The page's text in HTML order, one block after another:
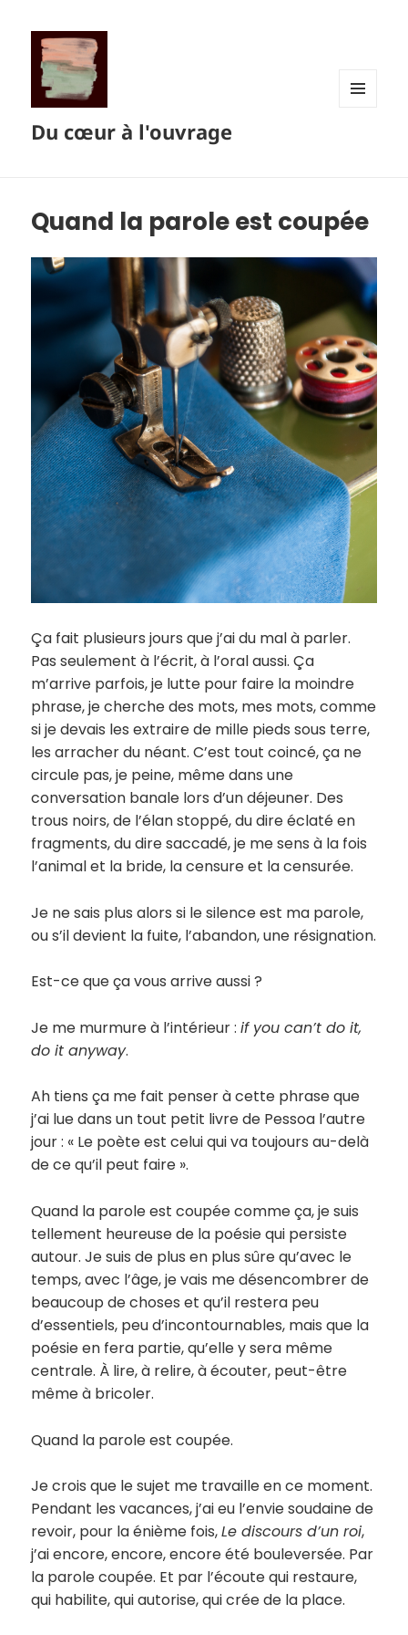
Du cœur à l'ouvrage
Quand la parole est coupée
Ça fait plusieurs jours que j’ai du mal à parler.
Pas seulement à l’écrit, à l’oral aussi. Ça
m’arrive parfois, je lutte pour faire la moindre
phrase, je cherche des mots, mes mots, comme
si je devais les extraire de mille pieds sous terre,
les arracher du néant. C’est tout coincé, ça ne
circule pas, je peine, même dans une
conversation banale lors d’un déjeuner. Des
trous noirs, de l’élan stoppé, du dire éclaté en
fragments, du dire saccadé, je me sens à la fois
l’animal et la bride, la censure et la censurée.
Je ne sais plus alors si le silence est ma parole,
ou s’il devient la fuite, l’abandon, une résignation.
Est-ce que ça vous arrive aussi ?
Je me murmure à l’intérieur :if you can’t do it,
do it anyway.
Ah tiens ça me fait penser à cette phrase que
j’ai lue dans un tout petit livre de Pessoa l’autre
jour : « Le poète est celui qui va toujours au-delà
de ce qu’il peut faire ».
Quand la parole est coupée comme ça, je suis
tellement heureuse de la poésie qui persiste
autour. Je suis de plus en plus sûre qu’avec le
temps, avec l’âge, je vais me désencombrer de
beaucoup de choses et qu’il restera peu
d’essentiels, peu d’incontournables, mais que la
poésie en fera partie, qu’elle y sera même
centrale. À lire, à relire, à écouter, peut-être
même à bricoler.
Quand la parole est coupée.
Je crois que le sujet me travaille en ce moment.
Pendant les vacances, j’ai eu l’envie soudaine de
revoir, pour la énième fois,Le discours d’un roi,
j’ai encore, encore, encore été bouleversée. Par
la parole coupée. Et par l’écoute qui restaure,
qui habilite, qui autorise, qui crée de la place.